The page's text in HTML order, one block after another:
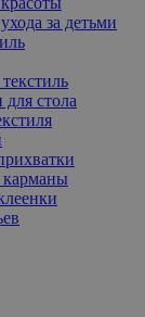
за детьми
стола